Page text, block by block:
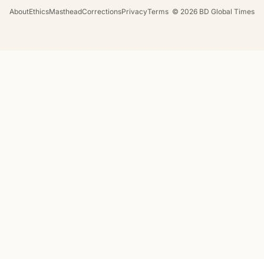
AboutEthicsMastheadCorrectionsPrivacyTerms © 2026 BD Global Times